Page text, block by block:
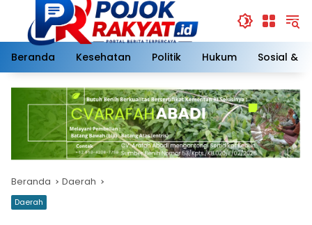
Langsung
konten
Beranda
Kesehatan Politik Hukum Sosial &
Beranda Daerah
Daerah